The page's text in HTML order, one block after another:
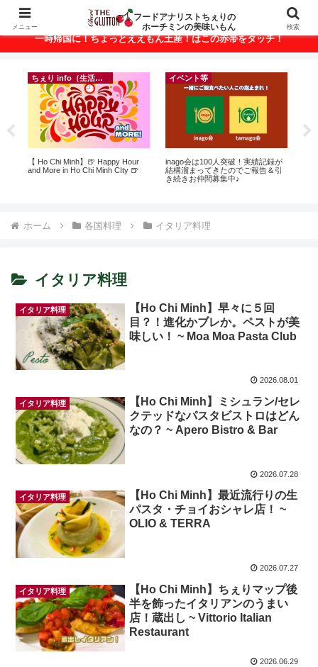
ベトナム・ホーチミンの美味いもんが満載！
一時帰国に！ちょっとええもん土産！はこの赤帯をタッチ！
ちぇり info（生活情報）
【 Ho Chi Minh】🍺 Happy Hour
and More in Ho Chi Minh CIty 🍺
イベント等
inago会は100人突破！実績記録が
結構溜まってきたのでご報告＆引
き続きお仲間募集中♪
ホーム 各国料理 イタリア料理
イタリア料理
イタリア料理
【Ho Chi Minh】早々に５回
目？！進化かブレか。ペストが美
味しい！ ~ Moa Moa Pasta Club
2026.08.01
イタリア料理
【Ho Chi Minh】ミシュラン/セレ
クテッドなパスタビストロはどん
なの？ ~ Apero Bistro & Bar
2026.07.28
イタリア料理
【Ho Chi Minh】最近流行りの生
パスタ・チョイおシャレ店！ ~
OLIO & TERRA
2026.07.27
イタリア料理
【Ho Chi Minh】ちぇりマップ後
半を飾ったイタリアンのうまい
店！蔵出し ~ Vittorio Italian
Restaurant
2026.06.29
メニュー
フードアナリストちぇりの
ホーチミンの美味いもん
検索